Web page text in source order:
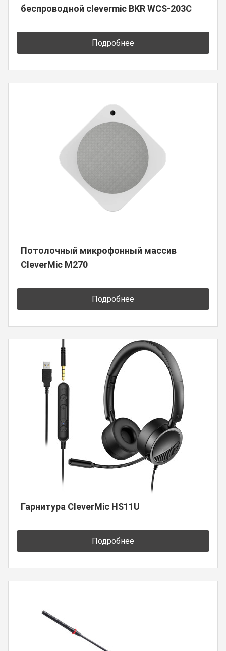
беспроводной clevermic BKR WCS-203C
Подробнее
Потолочный микрофонный массив
CleverMic M270
Подробнее
Гарнитура CleverMic HS11U
Подробнее